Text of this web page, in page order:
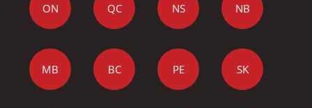
ON QC NS NB
MB BC PE SK